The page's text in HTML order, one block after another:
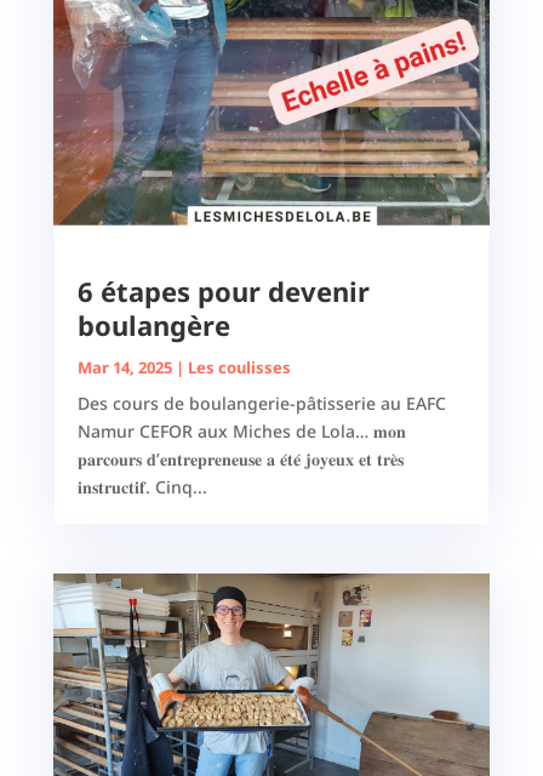
6 étapes pour devenir
boulangère
Mar 14, 2025| Les coulisses
Des cours de boulangerie-pâtisserie au EAFC
Namur CEFOR aux Miches de Lola… 𝐦𝐨𝐧
𝐩𝐚𝐫𝐜𝐨𝐮𝐫𝐬 𝐝’𝐞𝐧𝐭𝐫𝐞𝐩𝐫𝐞𝐧𝐞𝐮𝐬𝐞 𝐚 𝐞́𝐭𝐞́ 𝐣𝐨𝐲𝐞𝐮𝐱 𝐞𝐭 𝐭𝐫𝐞̀𝐬
𝐢𝐧𝐬𝐭𝐫𝐮𝐜𝐭𝐢𝐟. Cinq...